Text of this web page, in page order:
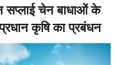
सप्लाई चेन बाधाओं के
कृषि का प्रबंधन